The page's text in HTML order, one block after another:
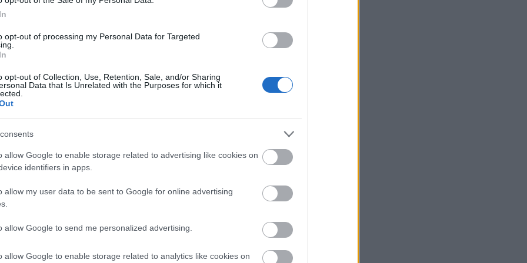
opt-out of processing my Personal Data for Targeted
opt-out of Collection, Use, Retention, Sale, and/or Sharing
Data that Is Unrelated with the Purposes for which it
allow Google to enable storage related to advertising like cookies on
identifiers in apps.
allow my user data to be sent to Google for online advertising
allow Google to send me personalized advertising.
allow Google to enable storage related to analytics like cookies on
Fülek vonalán megvalósuló, határon
megkeresését és kihasználását szolgálja
(Kováčovce) között vezetne át az
Zrt. már elkészítette a terveket, de a
az előrelépést.
fejlesztés - amely Magyarországon és
lenne a két régió összekapcsolása
lobbiznak érte.
a besztercebányai megyei önkormányzat
négy nagy közép-szlovákiai sípályára.
7 euró körül lesz. Emellett más turisztikai és
a színházak közötti együttműködésig.